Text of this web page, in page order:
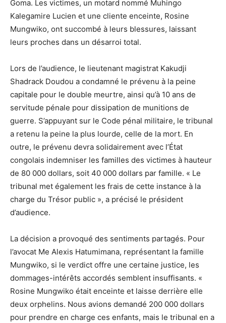
Goma. Les victimes, un motard nommé Muhingo
Kalegamire Lucien et une cliente enceinte, Rosine
Mungwiko, ont succombé à leurs blessures, laissant
leurs proches dans un désarroi total.
Lors de l’audience, le lieutenant magistrat Kakudji
Shadrack Doudou a condamné le prévenu à la peine
capitale pour le double meurtre, ainsi qu’à 10 ans de
servitude pénale pour dissipation de munitions de
guerre. S’appuyant sur le Code pénal militaire, le tribunal
a retenu la peine la plus lourde, celle de la mort. En
outre, le prévenu devra solidairement avec l’État
congolais indemniser les familles des victimes à hauteur
de 80 000 dollars, soit 40 000 dollars par famille. « Le
tribunal met également les frais de cette instance à la
charge du Trésor public », a précisé le président
d’audience.
La décision a provoqué des sentiments partagés. Pour
l’avocat Me Alexis Hatumimana, représentant la famille
Mungwiko, si le verdict offre une certaine justice, les
dommages-intérêts accordés semblent insuffisants. «
Rosine Mungwiko était enceinte et laisse derrière elle
deux orphelins. Nous avions demandé 200 000 dollars
pour prendre en charge ces enfants, mais le tribunal en a